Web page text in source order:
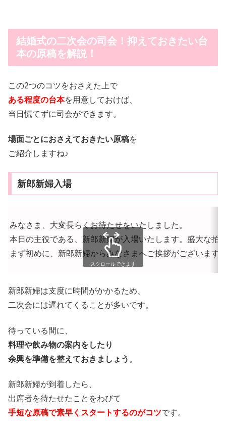
結婚式の二次会の司会！抑えておきたい台
本の原稿を解説！
この2つのコツをおさえた上で
ある程度の台本を用意しておけば、
当日慌てずに司会ができます。
場面ごとにおさえておきたい原稿を
ご紹介しますね♪
新郎新婦入場
みなさま、大変長らくお待たせをいたしました。
本日の主役である、新郎新婦が入場いたします。盛大な拍
まず初めに、新郎新婦からみなさまへご挨拶がございま
スクロールできます
新郎新婦は支度に時間がかかるため、
二次会には遅れてくることが多いです。
待っている間に、
料理や飲み物の案内をしたり
余興を準備を整えておきましょう 。
新郎新婦が到着したら、
出席者を待たせたことをわびて
手短な原稿で素早くスタートするのがコツです。